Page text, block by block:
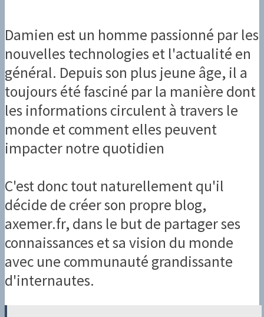
Damien est un homme passionné par les
nouvelles technologies et l'actualité en
général. Depuis son plus jeune âge, il a
toujours été fasciné par la manière dont
les informations circulent à travers le
monde et comment elles peuvent
impacter notre quotidien
C'est donc tout naturellement qu'il
décide de créer son propre blog,
axemer.fr, dans le but de partager ses
connaissances et sa vision du monde
avec une communauté grandissante
d'internautes.